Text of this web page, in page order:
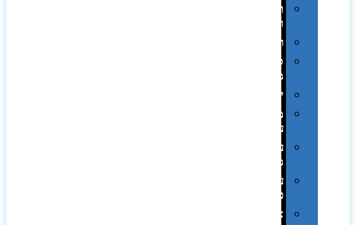
תערוכות
וכנסים
רמקולים
סוכריות
ממותגות
יודאיקה
מארזי
עטים
עטי
מתכת
עטי
פלסטיק
אוזניות